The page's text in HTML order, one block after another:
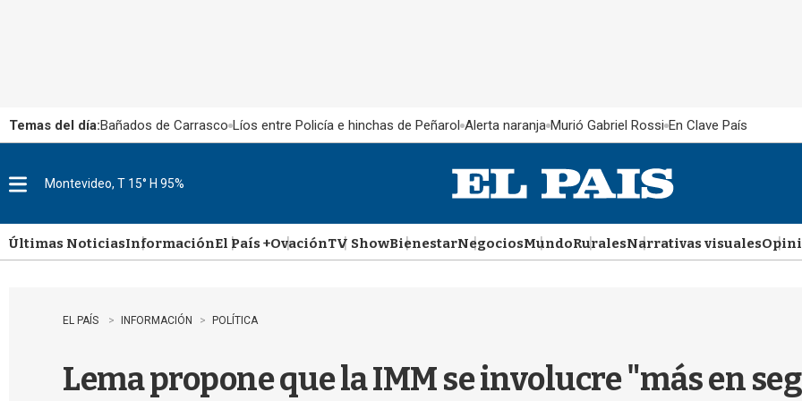
Temas del día:Bañados de Carrasco Líos entre Policía e hinchas de Peñarol Alerta naranja Murió Gabriel Rossi En Clave País
u
Montevideo, T 15° H 95%
Últimas NoticiasInformaciónEl País +OvaciónTV ShowBienestarNegociosMundoRuralesNarrativas visuales
EL PAÍS INFORMACIÓN POLÍTICA
Lema propone que la IMM se involucre "más en